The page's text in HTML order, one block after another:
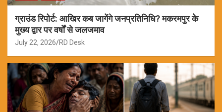
ग्राउंड रिपोर्ट: आखिर कब जागेंगे जनप्रतिनिधि? मकरमपुर के
मुख्य द्वार पर वर्षों से जलजमाव
July 22, 2026 RD Desk